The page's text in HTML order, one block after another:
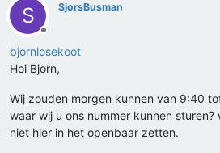
S
Offline
SjorsBusman
bjornlosekoot
Hoi Bjorn,
Wij zouden morgen kunnen van 9:40
waar wij u ons nummer kunnen sturen?
niet hier in het openbaar zetten.